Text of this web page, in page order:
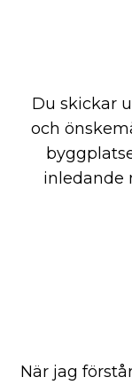
Du skickar
och
inledande
När jag